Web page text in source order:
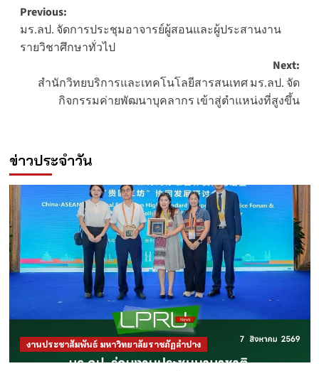
Post
navigation
Previous:
มร.ลป. จัดการประชุมอาจารย์ผู้สอนและผู้ประสานงาน
รายวิชาศึกษาทั่วไป
Next:
สำนักวิทยบริการและเทคโนโลยีสารสนเทศ มร.ลป. จัด
กิจกรรมค่ายพัฒนาบุคลากร เข้าสู่ตำแหน่งที่สูงขึ้น
ข่าวประจำวัน
งานประชาสัมพันธ์ มหาวิทยาลัยราชภัฏลำปาง